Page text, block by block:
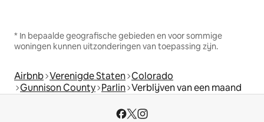
* In bepaalde geografische gebieden en voor sommige
woningen kunnen uitzonderingen van toepassing zijn.
Airbnb Verenigde Staten Colorado
Gunnison County Parlin Verblijven van een maand